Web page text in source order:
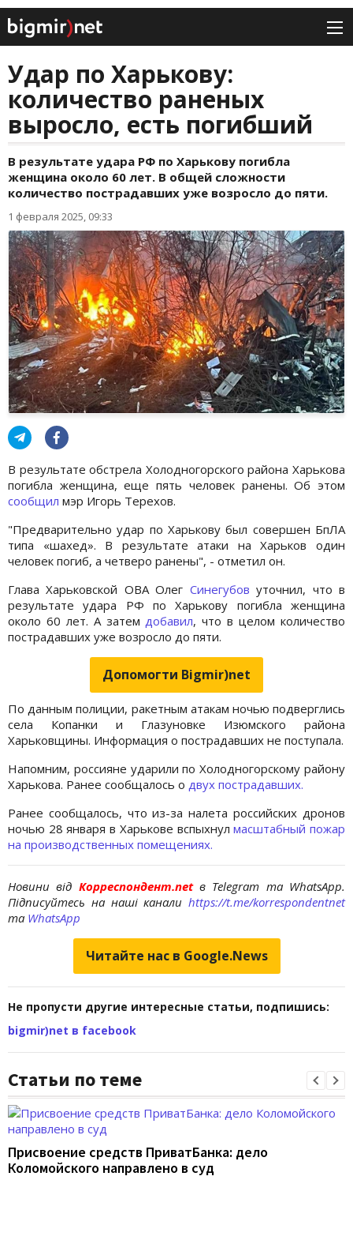
Удар по Харькову:
количество раненых
выросло, есть погибший
В результате удара РФ по Харькову погибла
женщина около 60 лет. В общей сложности
количество пострадавших уже возросло до пяти.
1 февраля 2025, 09:33
В результате обстрела Холодногорского района Харькова
погибла женщина, еще пять человек ранены. Об этом
сообщил мэр Игорь Терехов.
"Предварительно удар по Харькову был совершен БпЛА
типа «шахед». В результате атаки на Харьков один
человек погиб, а четверо ранены", - отметил он.
Глава Харьковской ОВА Олег Синегубовуточнил, что в
результате удара РФ по Харькову погибла женщина
около 60 лет. А затем добавил, что в целом количество
пострадавших уже возросло до пяти.
Допомогти Bigmir)net
По данным полиции, ракетным атакам ночью подверглись
села Копанки и Глазуновке Изюмского района
Харьковщины. Информация о пострадавших не поступала.
Напомним, россияне ударили по Холодногорскому району
Харькова. Ранее сообщалось о двух пострадавших.
Ранее сообщалось, что из-за налета российских дронов
ночью 28 января в Харькове вспыхнулмасштабный пожар
на производственных помещениях.
Новини від Корреспондент.netв Telegram та WhatsApp.
Підписуйтесь на наші канали https://t.me/korrespondentnet
та WhatsApp
Читайте нас в Google.News
Не пропусти другие интересные статьи, подпишись:
bigmir)net в facebook
Статьи по теме
Присвоение средств ПриватБанка: дело
Коломойского направлено в суд